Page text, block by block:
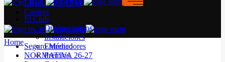
LIGA VIPS FEM
Cantera
Seguro Médico
NORMATIVA 26-27
El Club
Quiénes somos
Instalaciones
Entrenadores
Premios
Home